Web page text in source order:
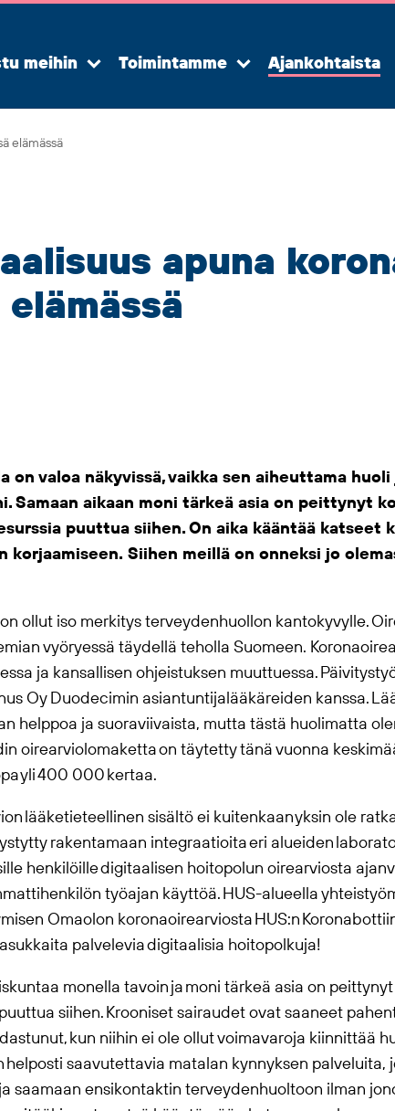
meihin
AvaaToimintamme
AvaaAjankohtaista
elämässä
apuna
on valoa näkyvissä, vaikka sen aiheuttama
Samaan aikaan moni tärkeä asia on peittynyt
puuttua siihen. On aika kääntää katseet
Siihen meillä on onneksi jo
ollut iso merkitys terveydenhuollon kantokyvylle.
vyöryessä täydellä teholla Suomeen.
ja kansallisen ohjeistuksen muuttuessa.
Oy Duodecimin asiantuntijalääkäreiden kanssa.
helppoa ja suoraviivaista, mutta tästä huolimatta
oirearviolomaketta on täytetty tänä vuonna
yli 400 000 kertaa.
lääketieteellinen sisältö ei kuitenkaan yksin ole
rakentamaan integraatioita eri alueiden
henkilöille digitaalisen hoitopolun oirearviosta
työajan käyttöä. HUS-alueella
Omaolon koronaoirearviosta HUS:n
palvelevia digitaalisia hoitopolkuja!
monella tavoin ja moni tärkeä asia on
siihen. Krooniset sairaudet ovat saaneet
kun niihin ei ole ollut voimavaroja kiinnittää
saavutettavia matalan kynnyksen palveluita,
saamaan ensikontaktin terveydenhuoltoon ilman